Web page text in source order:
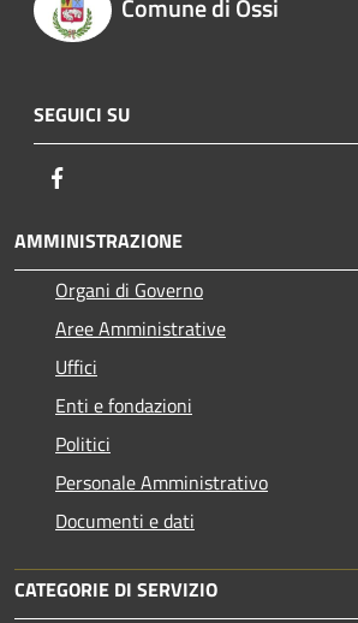
Comune di Ossi
SEGUICI SU
AMMINISTRAZIONE
Organi di Governo
Aree Amministrative
Uffici
Enti e fondazioni
Politici
Personale Amministrativo
Documenti e dati
CATEGORIE DI SERVIZIO